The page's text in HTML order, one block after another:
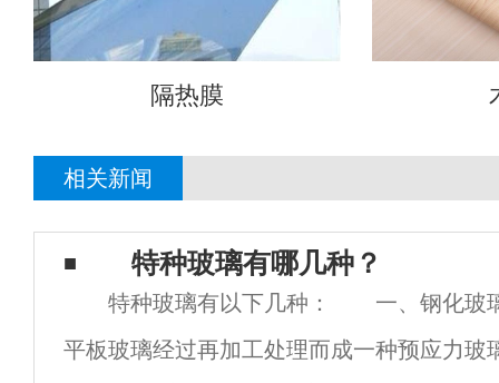
隔热膜
相关新闻
特种玻璃有哪几种？
特种玻璃有以下几种： 一、钢化
平板玻璃经过再加工处理而成一种预应力玻